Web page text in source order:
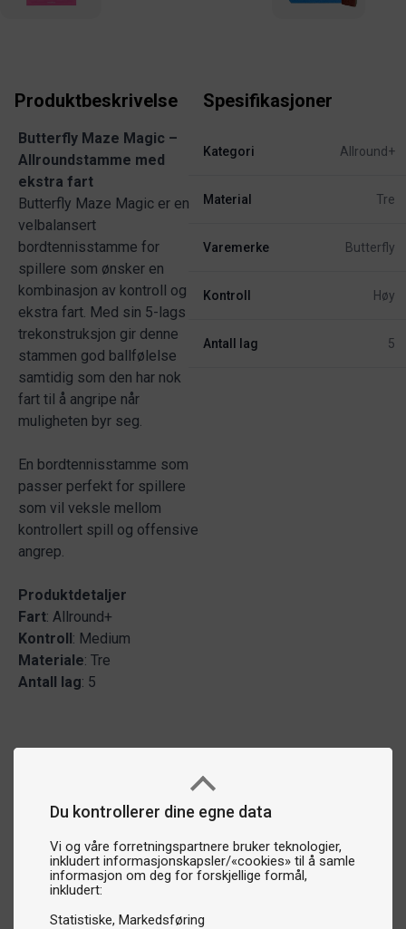
Du kontrollerer dine egne data
Vi og våre forretningspartnere bruker teknologier,
inkludert informasjonskapsler/«cookies» til å samle
informasjon om deg for forskjellige formål,
inkludert:
Statistiske Markedsføring
Produktbeskrivelse
Butterfly Maze Magic –
Allroundstamme med
ekstra fart
Butterfly Maze Magic er en
velbalansert
bordtennisstamme for
spillere som ønsker en
kombinasjon av kontroll og
ekstra fart. Med sin 5-lags
trekonstruksjon gir denne
stammen god ballfølelse
samtidig som den har nok
fart til å angripe når
muligheten byr seg.
En bordtennisstamme som
passer perfekt for spillere
som vil veksle mellom
kontrollert spill og offensive
angrep.
Produktdetaljer
Fart: Allround+
Kontroll: Medium
Materiale: Tre
Antall lag: 5
Spesifikasjoner
Kategori Allround+
Material Tre
Varemerke Butterfly
Kontroll Høy
Antall lag 5